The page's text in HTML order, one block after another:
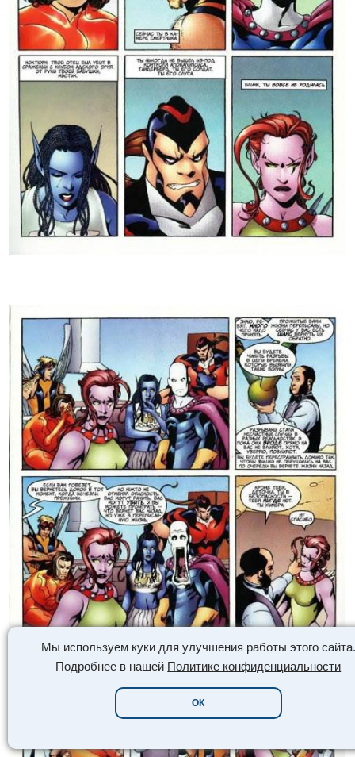
Мы используем куки для улучшения работы этого сайта.
Подробнее в нашей Политике конфиденциальности
ОК